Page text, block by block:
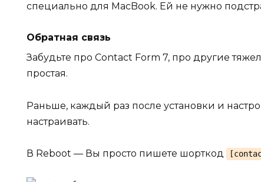
специально для MacBook. Ей не нужно
Обратная связь
Забудьте про Contact Form 7, про другие
простая.
Раньше, каждый раз после установки и
настраивать.
В Reboot — Вы просто пишете шорткод